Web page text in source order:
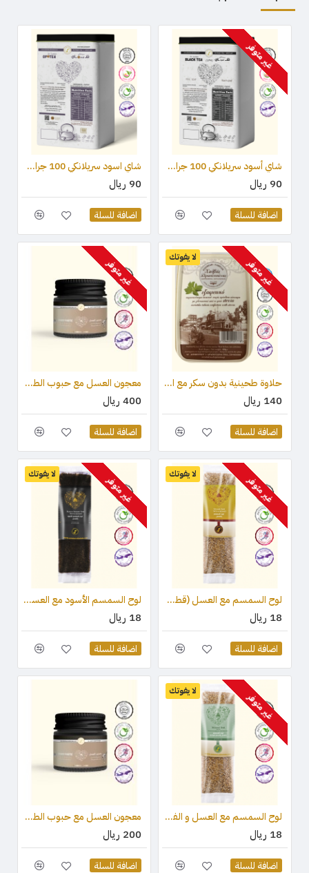
غير متوفر
شاي أسود سريلانكي 100 جرام - OPA
90 ريال
اضافة للسلة
شاي اسود سريلانكي 100 جرام - OP1
90 ريال
اضافة للسلة
لا يفوتك
غير متوفر
حلاوة طحينية بدون سكر مع المحليات (ستيفيا) والكاكاو 450 جرام
140 ريال
اضافة للسلة
غير متوفر
معجون العسل مع حبوب الطلع وغذاء ملكات النحل والعكبر 210 جرام
400 ريال
اضافة للسلة
لا يفوتك
غير متوفر
لوح السمسم مع العسل (قطعة واحدة ) 75 جرام
18 ريال
اضافة للسلة
لا يفوتك
غير متوفر
لوح السمسم الأسود مع العسل (قطعة واحدة) 75 جرام
18 ريال
اضافة للسلة
لا يفوتك
غير متوفر
لوح السمسم مع العسل و الفستق (قطعة واحدة) 75 جرام
18 ريال
اضافة للسلة
معجون العسل مع حبوب الطلع وغذاء ملكات النحل والعكبر 100 جرام
200 ريال
اضافة للسلة